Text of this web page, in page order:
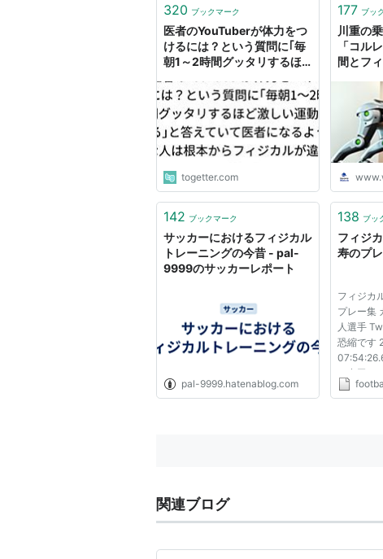
320 ブックマーク
医者のYouTuberが体力をつ
けるには？という質問に｢毎
朝1～2時間グッタリするほ
いて医者になるような人は根
本からフィジカルが違うと思
った
togetter.com
177 ブッ
川重の
「コル
間とフ
142 ブックマーク
サッカーにおけるフィジカル
トレーニングの今昔 - pal-
9999のサッカーレポート
pal-9999.hatenablog.com
138 ブッ
フィジ
寿のプ
フィジカ
プレー集
人選手
恐縮です
は中田か
かけられ
関連ブログ